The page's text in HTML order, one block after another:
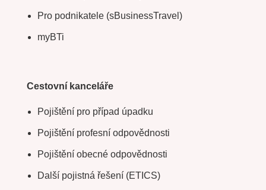
Pro podnikatele (sBusinessTravel)
myBTi
Cestovní kanceláře
Pojištění pro případ úpadku
Pojištění profesní odpovědnosti
Pojištění obecné odpovědnosti
Další pojistná řešení (ETICS)